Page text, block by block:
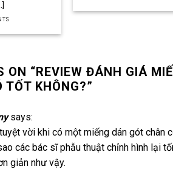
ON “REVIEW ĐÁNH GIÁ
TỐT KHÔNG?”
says:
vời khi có một miếng dán gót chân
các bác sĩ phẫu thuật chỉnh hình lại
giản như vậy.